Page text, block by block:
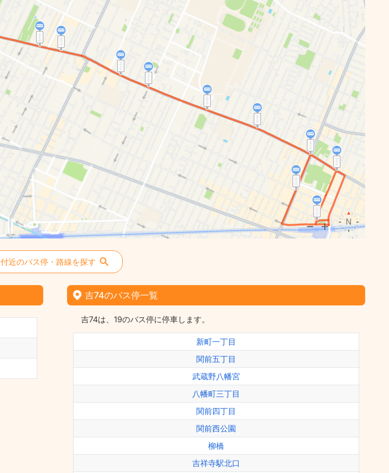
付近のバス停・路線を探す
吉74のバス停一覧
吉74は、19のバス停に停車します。
新町一丁目
関前五丁目
武蔵野八幡宮
八幡町三丁目
関前四丁目
関前西公園
柳橋
吉祥寺駅北口